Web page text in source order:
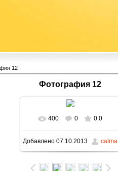
12
Фотография 12
400 0 0.0
Добавлено 07.10.2013 calma